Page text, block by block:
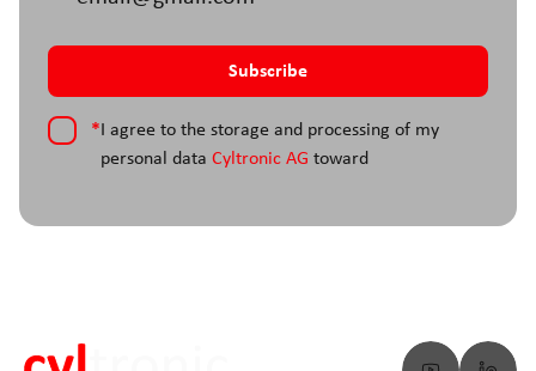
*I agree to the storage and processing of my
personal data Cyltronic AG toward